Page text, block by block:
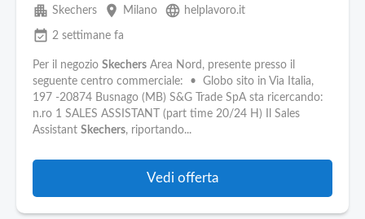
Pubblica
Offerte
Area
apartment Skechers place Milano language helplavoro.it
event_available 2 settimane fa
Per il negozio Skechers Area Nord, presente presso il
seguente centro commerciale: • Globo sito in Via Italia,
197 -20874 Busnago (MB) S&G Trade SpA sta ricercando:
n.ro 1 SALES ASSISTANT (part time 20/24 H) Il Sales
Assistant Skechers, riportando...
Vedi offerta